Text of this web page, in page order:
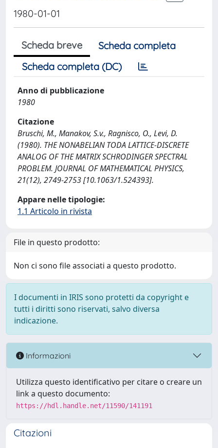
1980-01-01
Scheda breve
Scheda completa
Scheda completa (DC)
Anno di pubblicazione
1980
Citazione
Bruschi, M., Manakov, S.v., Ragnisco, O., Levi, D.
(1980). THE NONABELIAN TODA LATTICE-DISCRETE
ANALOG OF THE MATRIX SCHRODINGER SPECTRAL
PROBLEM. JOURNAL OF MATHEMATICAL PHYSICS,
21(12), 2749-2753 [10.1063/1.524393].
Appare nelle tipologie:
1.1 Articolo in rivista
File in questo prodotto:
Non ci sono file associati a questo prodotto.
I documenti in IRIS sono protetti da copyright e
tutti i diritti sono riservati, salvo diversa
indicazione.
Informazioni
Utilizza questo identificativo per citare o creare un
link a questo documento:
https://hdl.handle.net/11590/141191
Citazioni